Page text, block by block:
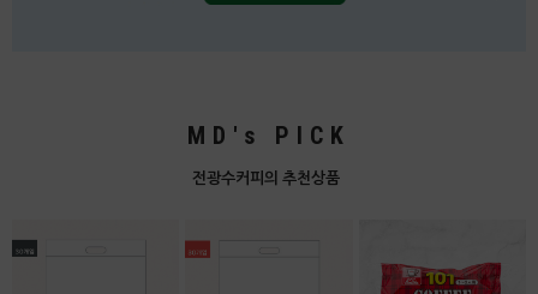
MD's PICK
전광수커피의 추천상품